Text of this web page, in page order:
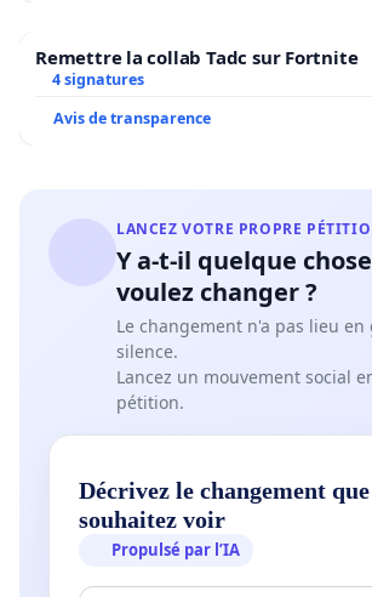
Remettre la collab Tadc sur Fortnite
4 signatures
Avis de transparence
LANCEZ VOTRE PROPRE
Y a-t-il quelque
voulez changer ?
Le changement n'a pas lieu
silence.
Lancez un mouvement social
pétition.
Décrivez le changement
souhaitez voir
Propulsé par l’IA